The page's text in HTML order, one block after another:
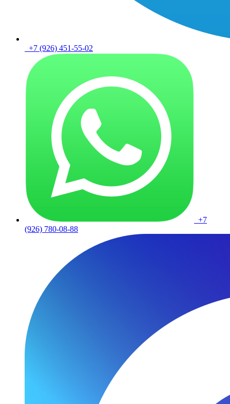
+7 (926) 451-55-02
+7
(926) 780-08-88